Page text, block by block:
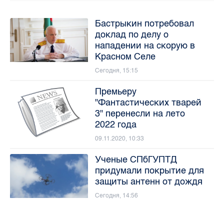
Бастрыкин потребовал
доклад по делу о
нападении на скорую в
Красном Селе
Сегодня, 15:15
Премьеру
"Фантастических тварей
3" перенесли на лето
2022 года
09.11.2020, 10:33
Ученые СПбГУПТД
придумали покрытие для
защиты антенн от дождя
Сегодня, 14:56